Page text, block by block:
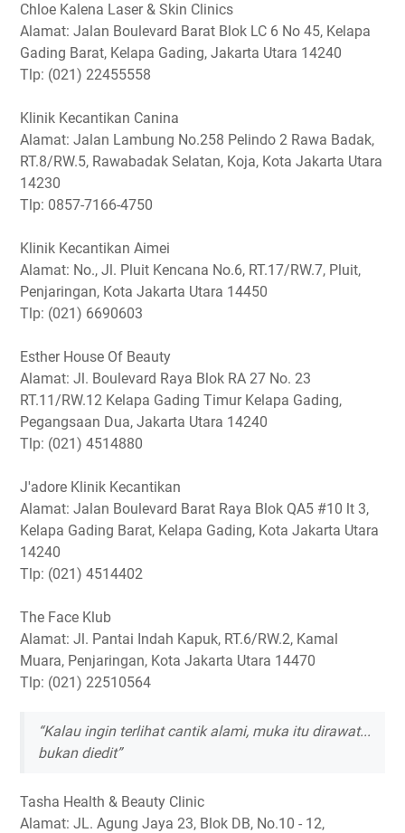
Chloe Kalena Laser & Skin Clinics
Alamat: Jalan Boulevard Barat Blok LC 6 No 45, Kelapa
Gading Barat, Kelapa Gading, Jakarta Utara 14240
Tlp: (021) 22455558
Klinik Kecantikan Canina
Alamat: Jalan Lambung No.258 Pelindo 2 Rawa Badak,
RT.8/RW.5, Rawabadak Selatan, Koja, Kota Jakarta Utara
14230
Tlp: 0857-7166-4750
Klinik Kecantikan Aimei
Alamat: No., Jl. Pluit Kencana No.6, RT.17/RW.7, Pluit,
Penjaringan, Kota Jakarta Utara 14450
Tlp: (021) 6690603
Esther House Of Beauty
Alamat: Jl. Boulevard Raya Blok RA 27 No. 23
RT.11/RW.12 Kelapa Gading Timur Kelapa Gading,
Pegangsaan Dua, Jakarta Utara 14240
Tlp: (021) 4514880
J'adore Klinik Kecantikan
Alamat: Jalan Boulevard Barat Raya Blok QA5 #10 lt 3,
Kelapa Gading Barat, Kelapa Gading, Kota Jakarta Utara
14240
Tlp: (021) 4514402
The Face Klub
Alamat: Jl. Pantai Indah Kapuk, RT.6/RW.2, Kamal
Muara, Penjaringan, Kota Jakarta Utara 14470
Tlp: (021) 22510564
“Kalau ingin terlihat cantik alami, muka itu dirawat...
bukan diedit”
Tasha Health & Beauty Clinic
Alamat: JL. Agung Jaya 23, Blok DB, No.10 - 12,